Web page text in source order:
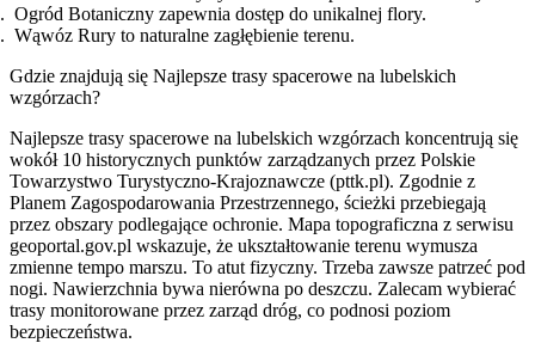
Ogród Botaniczny zapewnia dostęp do unikalnej flory.
Wąwóz Rury to naturalne zagłębienie terenu.
Gdzie znajdują się Najlepsze trasy spacerowe na lubelskich
wzgórzach?
Najlepsze trasy spacerowe na lubelskich wzgórzach koncentrują się
wokół 10 historycznych punktów zarządzanych przez Polskie
Towarzystwo Turystyczno-Krajoznawcze (pttk.pl). Zgodnie z
Planem Zagospodarowania Przestrzennego, ścieżki przebiegają
przez obszary podlegające ochronie. Mapa topograficzna z serwisu
geoportal.gov.pl wskazuje, że ukształtowanie terenu wymusza
zmienne tempo marszu. To atut fizyczny. Trzeba zawsze patrzeć pod
nogi. Nawierzchnia bywa nierówna po deszczu. Zalecam wybierać
trasy monitorowane przez zarząd dróg, co podnosi poziom
bezpieczeństwa.